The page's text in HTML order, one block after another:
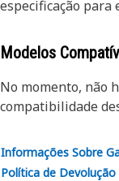
especificação para
Modelos
No momento, não
compatibilidade
Informações Sobre
Política de Devolução